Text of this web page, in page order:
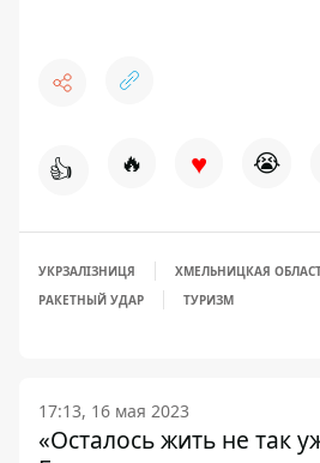
👍 🔥 ♥ 😭
УКРЗАЛІЗНИЦЯ
ХМЕЛЬНИЦКАЯ
РАКЕТНЫЙ УДАР
ТУРИЗМ
17:13, 16 мая 2023
«Осталось жить не так